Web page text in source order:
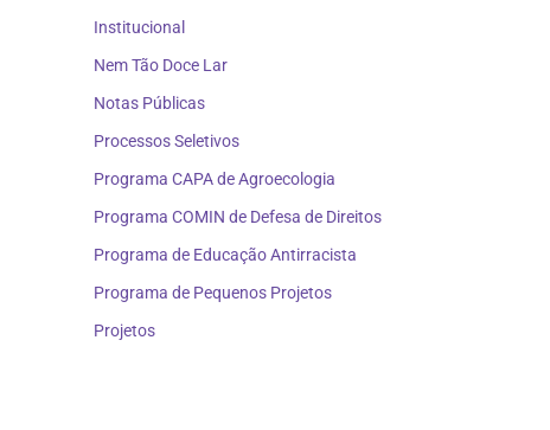
Institucional
Nem Tão Doce Lar
Notas Públicas
Processos Seletivos
Programa CAPA de Agroecologia
Programa COMIN de Defesa de Direitos
Programa de Educação Antirracista
Programa de Pequenos Projetos
Projetos